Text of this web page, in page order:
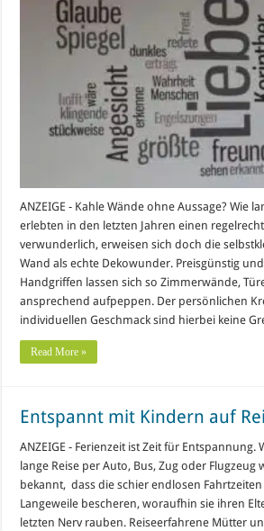
ANZEIGE - Kahle Wände ohne Aussage? Wie
erlebten in den letzten Jahren einen
verwunderlich, erweisen sich doch die
Wand als echte Dekowunder. Preisgünstig
Handgriffen lassen sich so Zimmerwände,
ansprechend aufpeppen. Der persönlichen
individuellen Geschmack sind hierbei keine
Read More »
Entspannt mit Kindern auf
ANZEIGE - Ferienzeit ist Zeit für Entspannung.
lange Reise per Auto, Bus, Zug oder Flugzeug
bekannt, dass die schier endlosen
Langeweile bescheren, woraufhin sie ihren
letzten Nerv rauben. Reiseerfahrene Mütter